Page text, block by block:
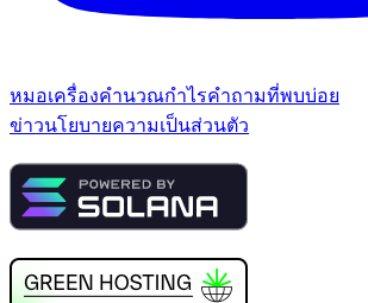
หมอเครื่องคำนวณกำไรคำถามที่พบบ่อย
ข่าวนโยบายความเป็นส่วนตัว